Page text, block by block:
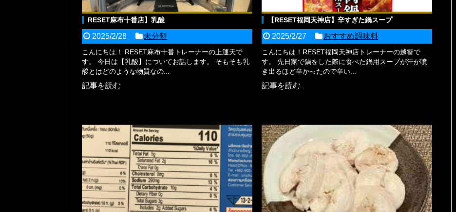
RESET麻布十番店】乳酸
2025/2/28 未分類
こんにちは！ RESET麻布十番トレーナーの上運天で
す。 今日は【乳酸】についてお話します。 そもそも乳
酸とはどのような物質なの...
記事を読む
【RESET福岡天神店】辛すぎた鍋スープ
2025/2/27 おすすめ調味料
こんにちは！RESET福岡天神店トレーナーの越智で
す。 先日家で鍋をした際に食べた鍋用スープが汗が噴
き出るほど辛かったので辛い...
記事を読む